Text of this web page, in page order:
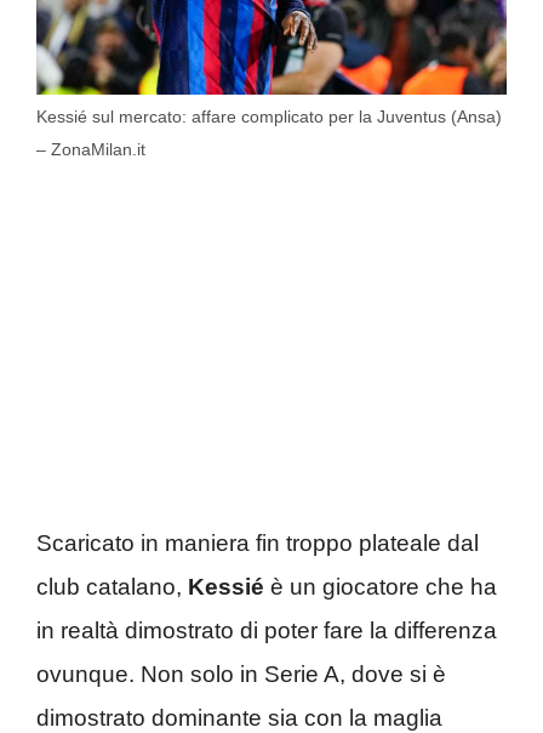
Kessié sul mercato: affare complicato per la Juventus (Ansa)
– ZonaMilan.it
Scaricato in maniera fin troppo plateale dal
club catalano, Kessié è un giocatore che ha
in realtà dimostrato di poter fare la differenza
ovunque. Non solo in Serie A, dove si è
dimostrato dominante sia con la maglia